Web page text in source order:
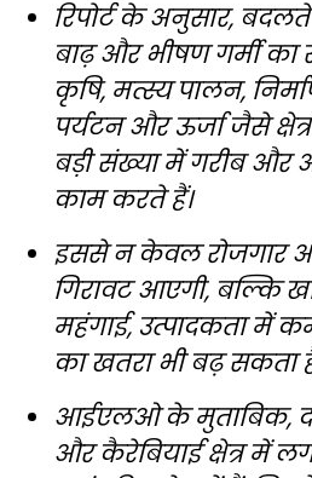
रिपोर्ट के अनुसार, बदलते
बाढ़ और भीषण गर्मी
कृषि, मत्स्य पालन,
पर्यटन और ऊर्जा जैसे
बड़ी संख्या में गरीब और
काम करते हैं।
इससे न केवल रोजगार
गिरावट आएगी, बल्कि
महंगाई, उत्पादकता में
का खतरा भी बढ़ सकता
आईएलओ के मुताबिक,
और कैरेबियाई क्षेत्र में